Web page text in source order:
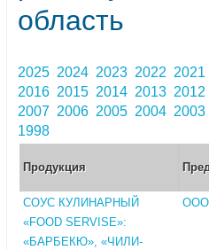
область
2025 2024 2023 2022 2021
2016 2015 2014 2013 2012
2007 2006 2005 2004 2003
1998
Продукция
СОУС КУЛИНАРНЫЙ
«FOOD SERVISE»:
«БАРБЕКЮ», «ЧИЛИ-
ООО